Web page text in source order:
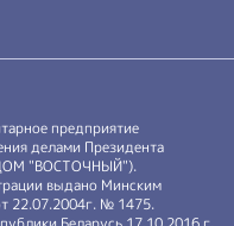
предприятие
делами Президента
"ВОСТОЧНЫЙ").
выдано Минским
22.07.2004г. № 1475.